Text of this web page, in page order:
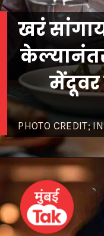
PHOTO CREDIT;
खरं
मेंदूवर